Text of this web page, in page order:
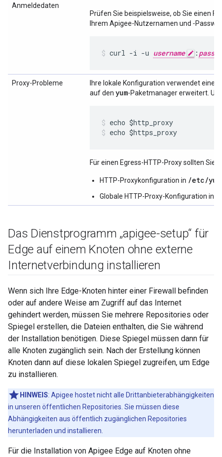
Anmeldedaten
Prüfen Sie beispielsweise, ob Sie einen
Ihrem Apigee-Nutzernamen und
curl -i -u username :
Proxy-Probleme
Ihre lokale Konfiguration verwendet
auf den yum-Paketmanager erweitert.
echo $https_proxy
Für einen Egress-HTTP-Proxy sollten Sie
HTTP-Proxykonfiguration in /etc/
Globale HTTP-Proxy-Konfiguration in
Das Dienstprogramm „apigee-setup“ für
Edge auf einem Knoten ohne externe
Internetverbindung installieren
Wenn sich Ihre Edge-Knoten hinter einer Firewall befinden
oder auf andere Weise am Zugriff auf das Internet
gehindert werden, müssen Sie mehrere Repositories oder
Spiegel erstellen, die Dateien enthalten, die Sie während
der Installation benötigen. Diese Spiegel müssen dann für
alle Knoten zugänglich sein. Nach der Erstellung können
Knoten dann auf diese lokalen Spiegel zugreifen, um Edge
zu installieren.
HINWEIS: Apigee hostet nicht alle Drittanbieterabhängigkeiten
in unseren öffentlichen Repositories. Sie müssen diese
Abhängigkeiten aus öffentlich zugänglichen Repositories
herunterladen und installieren.
Für die Installation von Apigee Edge auf Knoten ohne